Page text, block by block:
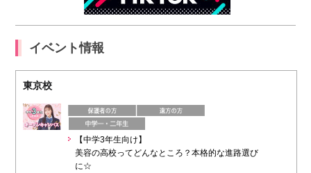
イベント情報
東京校
【中学3年生向け】
美容の高校ってどんなところ？本格的な進路選び
に☆